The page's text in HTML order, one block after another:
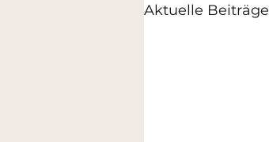
Aktuelle Beiträge